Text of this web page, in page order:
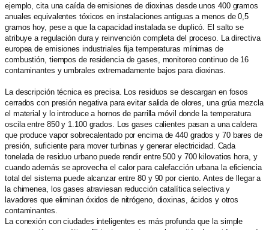
ejemplo, cita una caída de emisiones de dioxinas desde unos 400 gramos
anuales equivalentes tóxicos en instalaciones antiguas a menos de 0,5
gramos hoy, pese a que la capacidad instalada se duplicó. El salto se
atribuye a regulación dura y reinvención completa del proceso. La directiva
europea de emisiones industriales fija temperaturas mínimas de
combustión, tiempos de residencia de gases, monitoreo continuo de 16
contaminantes y umbrales extremadamente bajos para dioxinas.
La descripción técnica es precisa. Los residuos se descargan en fosos
cerrados con presión negativa para evitar salida de olores, una grúa mezcla
el material y lo introduce a hornos de parrilla móvil donde la temperatura
oscila entre 850 y 1.100 grados. Los gases calientes pasan a una caldera
que produce vapor sobrecalentado por encima de 440 grados y 70 bares de
presión, suficiente para mover turbinas y generar electricidad. Cada
tonelada de residuo urbano puede rendir entre 500 y 700 kilovatios hora, y
cuando además se aprovecha el calor para calefacción urbana la eficiencia
total del sistema puede alcanzar entre 80 y 90 por ciento. Antes de llegar a
la chimenea, los gases atraviesan reducción catalítica selectiva y
lavadores que eliminan óxidos de nitrógeno, dioxinas, ácidos y otros
contaminantes.
La conexión con ciudades inteligentes es más profunda que la simple